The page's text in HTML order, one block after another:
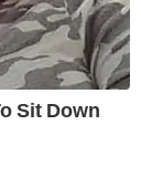
Sit Down